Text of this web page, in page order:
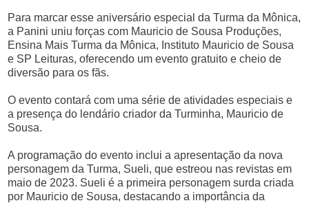
Para marcar esse aniversário especial da Turma da Mônica,
a Panini uniu forças com Mauricio de Sousa Produções,
Ensina Mais Turma da Mônica, Instituto Mauricio de Sousa
e SP Leituras, oferecendo um evento gratuito e cheio de
diversão para os fãs.
O evento contará com uma série de atividades especiais e
a presença do lendário criador da Turminha, Mauricio de
Sousa.
A programação do evento inclui a apresentação da nova
personagem da Turma, Sueli, que estreou nas revistas em
maio de 2023. Sueli é a primeira personagem surda criada
por Mauricio de Sousa, destacando a importância da